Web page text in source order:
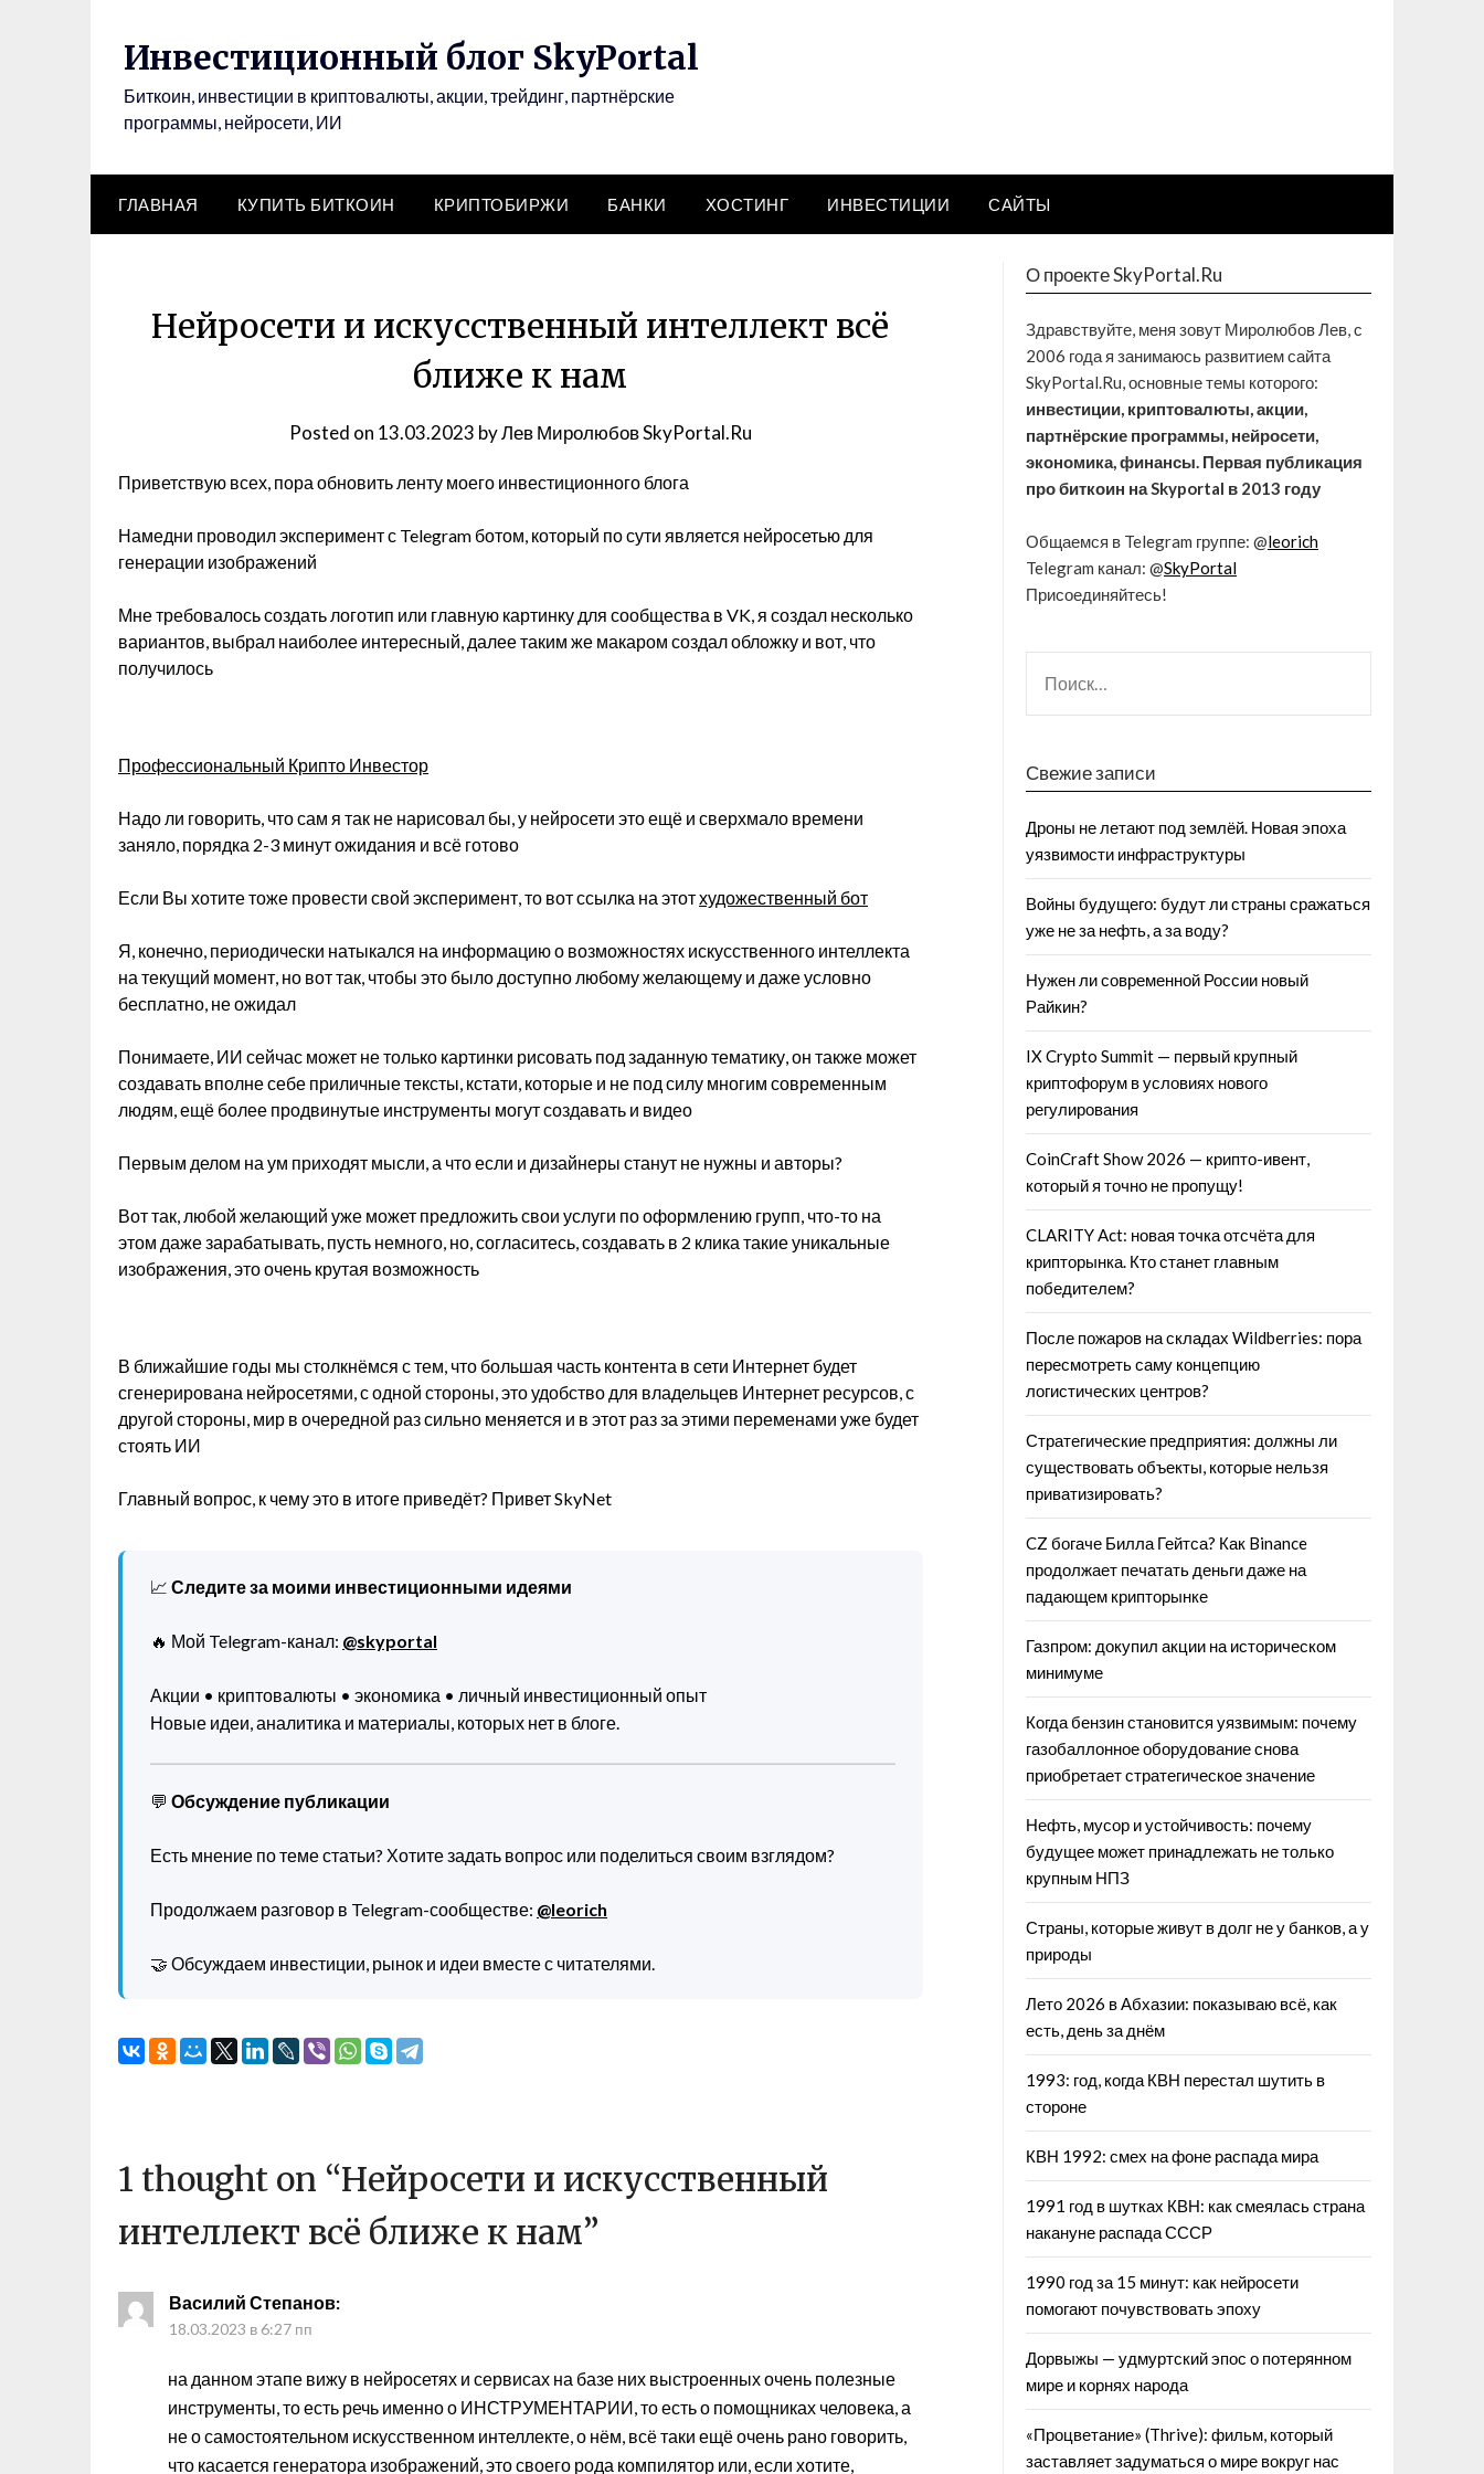
Инвестиционный блог SkyPortal
Биткоин, инвестиции в криптовалюты, акции, трейдинг, партнёрские
программы, нейросети, ИИ
ГЛАВНАЯ КУПИТЬ БИТКОИН КРИПТОБИРЖИ БАНКИ ХОСТИНГ ИНВЕСТИЦИИ САЙТЫ
Нейросети и искусственный интеллект всё
ближе к нам
Posted on 13.03.2023 byЛев Миролюбов SkyPortal.Ru
Приветствую всех, пора обновить ленту моего инвестиционного блога
Намедни проводил эксперимент с Telegram ботом, который по сути является нейросетью для
генерации изображений
Мне требовалось создать логотип или главную картинку для сообщества в VK, я создал несколько
вариантов, выбрал наиболее интересный, далее таким же макаром создал обложку и вот, что
получилось
Профессиональный Крипто Инвестор
Надо ли говорить, что сам я так не нарисовал бы, у нейросети это ещё и сверхмало времени
заняло, порядка 2-3 минут ожидания и всё готово
Если Вы хотите тоже провести свой эксперимент, то вот ссылка на этотхудожественный бот
Я, конечно, периодически натыкался на информацию о возможностях искусственного интеллекта
на текущий момент, но вот так, чтобы это было доступно любому желающему и даже условно
бесплатно, не ожидал
Понимаете, ИИ сейчас может не только картинки рисовать под заданную тематику, он также может
создавать вполне себе приличные тексты, кстати, которые и не под силу многим современным
людям, ещё более продвинутые инструменты могут создавать и видео
Первым делом на ум приходят мысли, а что если и дизайнеры станут не нужны и авторы?
Вот так, любой желающий уже может предложить свои услуги по оформлению групп, что-то на
этом даже зарабатывать, пусть немного, но, согласитесь, создавать в 2 клика такие уникальные
изображения, это очень крутая возможность
В ближайшие годы мы столкнёмся с тем, что большая часть контента в сети Интернет будет
сгенерирована нейросетями, с одной стороны, это удобство для владельцев Интернет ресурсов, с
другой стороны, мир в очередной раз сильно меняется и в этот раз за этими переменами уже будет
стоять ИИ
Главный вопрос, к чему это в итоге приведёт? Привет SkyNet
📈 Следите за моими инвестиционными идеями
🔥 Мой Telegram-канал: @skyportal
Акции • криптовалюты • экономика • личный инвестиционный опыт
Новые идеи, аналитика и материалы, которых нет в блоге.
💬 Обсуждение публикации
Есть мнение по теме статьи? Хотите задать вопрос или поделиться своим взглядом?
Продолжаем разговор в Telegram-сообществе: @leorich
🤝 Обсуждаем инвестиции, рынок и идеи вместе с читателями.
1 thought on “Нейросети и искусственный
интеллект всё ближе к нам”
Василий Степанов:
18.03.2023 в 6:27 пп
на данном этапе вижу в нейросетях и сервисах на базе них выстроенных очень полезные
инструменты, то есть речь именно о ИНСТРУМЕНТАРИИ, то есть о помощниках человека, а
не о самостоятельном искусственном интеллекте, о нём, всё таки ещё очень рано говорить,
что касается генератора изображений, это своего рода компилятор или, если хотите,
О проекте SkyPortal.Ru
Здравствуйте, меня зовут Миролюбов Лев, с
2006 года я занимаюсь развитием сайта
SkyPortal.Ru, основные темы которого:
инвестиции, криптовалюты, акции,
партнёрские программы, нейросети,
экономика, финансы. Первая публикация
про биткоин на Skyportal в 2013 году
Общаемся в Telegram группе: @leorich
Telegram канал: @SkyPortal
Присоединяйтесь!
Свежие записи
Дроны не летают под землёй. Новая эпоха
уязвимости инфраструктуры
Войны будущего: будут ли страны сражаться
уже не за нефть, а за воду?
Нужен ли современной России новый
Райкин?
IX Crypto Summit — первый крупный
криптофорум в условиях нового
регулирования
CoinCraft Show 2026 — крипто-ивент,
который я точно не пропущу!
CLARITY Act: новая точка отсчёта для
крипторынка. Кто станет главным
победителем?
После пожаров на складах Wildberries: пора
пересмотреть саму концепцию
логистических центров?
Стратегические предприятия: должны ли
существовать объекты, которые нельзя
приватизировать?
CZ богаче Билла Гейтса? Как Binance
продолжает печатать деньги даже на
падающем крипторынке
Газпром: докупил акции на историческом
минимуме
Когда бензин становится уязвимым: почему
газобаллонное оборудование снова
приобретает стратегическое значение
Нефть, мусор и устойчивость: почему
будущее может принадлежать не только
крупным НПЗ
Страны, которые живут в долг не у банков, а у
природы
Лето 2026 в Абхазии: показываю всё, как
есть, день за днём
1993: год, когда КВН перестал шутить в
стороне
КВН 1992: смех на фоне распада мира
1991 год в шутках КВН: как смеялась страна
накануне распада СССР
1990 год за 15 минут: как нейросети
помогают почувствовать эпоху
Дорвыжы — удмуртский эпос о потерянном
мире и корнях народа
«Процветание» (Thrive): фильм, который
заставляет задуматься о мире вокруг нас